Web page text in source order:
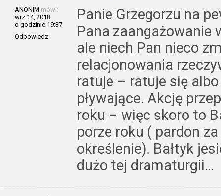
ANONIM mówi:
wrz 14, 2018
o godzinie 19:37
Odpowiedz
Panie Grzegorzu na
Pana zaangażowanie
ale niech Pan nieco
relacjonowania
ratuje – ratuje się
pływające. Akcję
roku – więc skoro to
porze roku ( pardon
określenie). Bałtyk
dużo tej dramaturgii…